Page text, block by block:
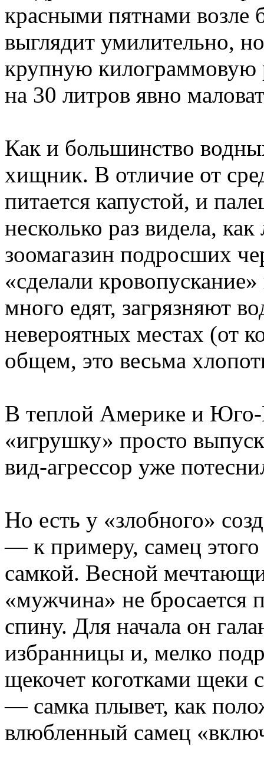
красными пятнами возле
выглядит умилительно,
крупную килограммовую
на 30 литров явно
Как и большинство
хищник. В отличие от
питается капустой, и
несколько раз видела,
зоомагазин подросших
«сделали
много едят, загрязняют
невероятных местах (от
общем, это весьма
В теплой Америке и
«игрушку» просто
вид-агрессор уже
Но есть у «злобного»
— к примеру, самец этого
самкой. Весной
«мужчина» не бросается
спину. Для начала он
избранницы и, мелко
щекочет коготками щеки
— самка плывет, как
влюбленный самец